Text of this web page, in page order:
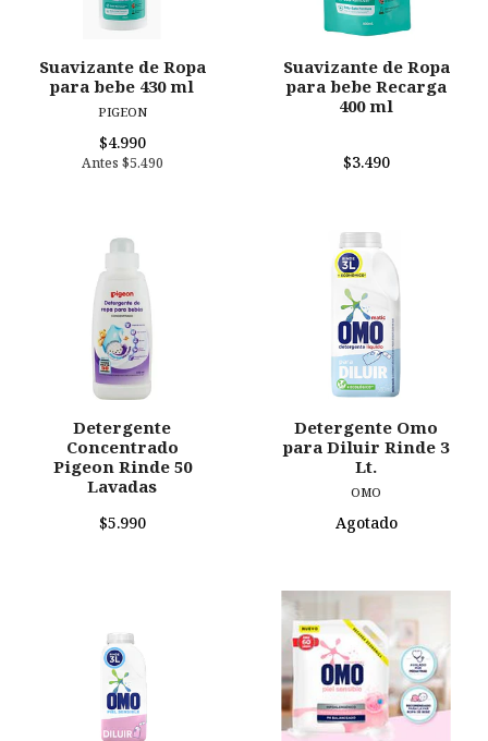
Suavizante de Ropa
para bebe 430 ml
PIGEON
$4.990
Antes $5.490
Suavizante de Ropa
para bebe Recarga
400 ml
$3.490
Detergente
Concentrado
Pigeon Rinde 50
Lavadas
$5.990
Detergente Omo
para Diluir Rinde 3
Lt.
OMO
Agotado